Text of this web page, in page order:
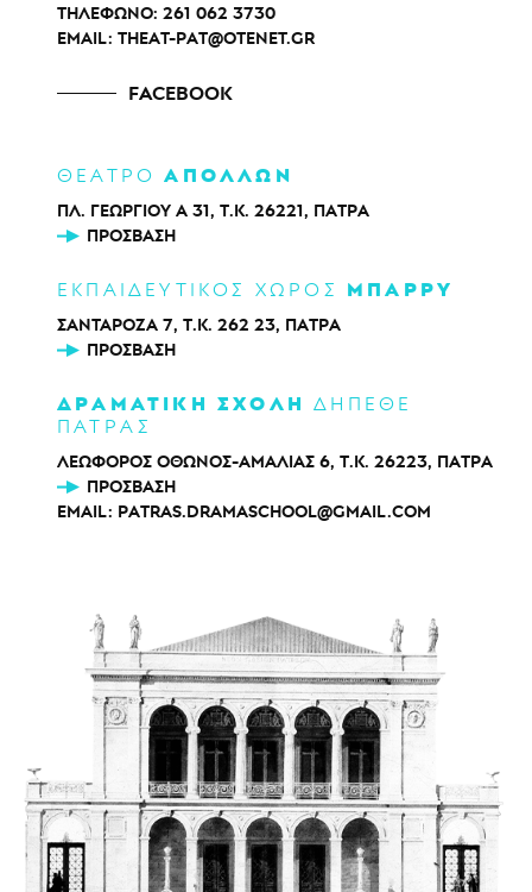
ΤΗΛΕΦΩΝΟ: 261 062 3730
EMAIL: THEAT-PAT@OTENET.GR
FACEBOOK
ΘΕΑΤΡΟΑΠΟΛΛΩΝ
ΠΛ. ΓΕΩΡΓΙΟΥ Α 31, Τ.Κ. 26221, ΠΑΤΡΑ
ΠΡΌΣΒΑΣΗ
ΕΚΠΑΙΔΕΥΤΙΚΟΣ ΧΩΡΟΣ ΜΠΑΡΡΥ
ΣΑΝΤΑΡΟΖΑ 7, Τ.Κ. 262 23, ΠΑΤΡΑ
ΠΡΌΣΒΑΣΗ
ΔΡΑΜΑΤΙΚΗ ΣΧΟΛΗ ΔΗΠΕΘΕ
ΠΑΤΡΑΣ
ΛΕΩΦΟΡΟΣ ΟΘΩΝΟΣ-ΑΜΑΛΙΑΣ 6, Τ.Κ. 26223, ΠΑΤΡΑ
ΠΡΌΣΒΑΣΗ
EMAIL: PATRAS.DRAMASCHOOL@GMAIL.COM